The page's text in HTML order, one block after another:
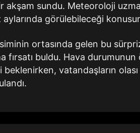
sundu. Meteoroloji
aylarında görülebileceği
ortasında gelen bu
fırsatı buldu. Hava
vatandaşların olası